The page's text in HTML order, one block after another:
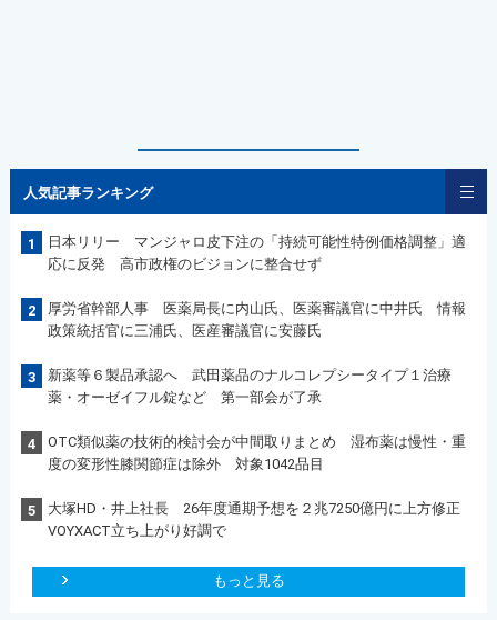
人気記事ランキング
1
日本リリー マンジャロ皮下注の「持続可能性特例価格調整」適
応に反発 高市政権のビジョンに整合せず
2
厚労省幹部人事 医薬局長に内山氏、医薬審議官に中井氏 情報
政策統括官に三浦氏、医産審議官に安藤氏
3
新薬等６製品承認へ 武田薬品のナルコレプシータイプ１治療
薬・オーゼイフル錠など 第一部会が了承
4
OTC類似薬の技術的検討会が中間取りまとめ 湿布薬は慢性・重
度の変形性膝関節症は除外 対象1042品目
5
大塚HD・井上社長 26年度通期予想を２兆7250億円に上方修正
VOYXACT立ち上がり好調で
もっと見る